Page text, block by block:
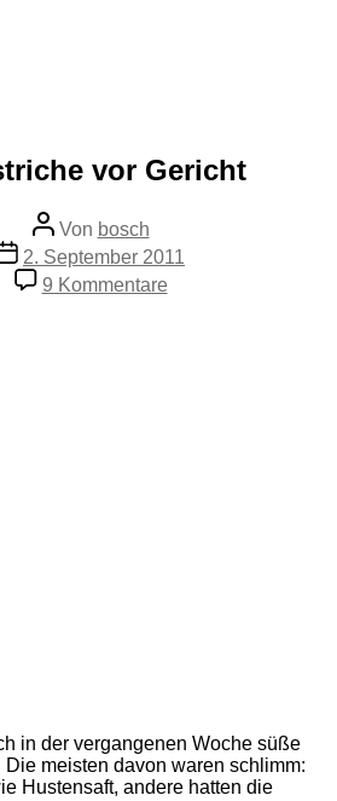
vor Gericht
Beitragsautor
Von bosch
2. September 2011
9 Kommentarezu
Brotaufstriche
in der vergangenen Woche süße
Die meisten davon waren schlimm:
Hustensaft, andere hatten die